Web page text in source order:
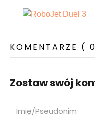
KOMENTARZE (
Zostaw swój